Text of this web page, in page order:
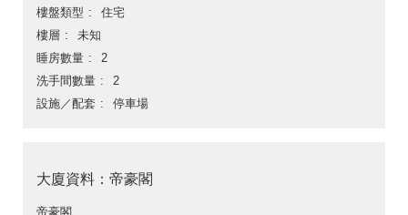
樓盤類型
住宅
樓層
未知
睡房數量
2
洗手間數量
2
設施／配套
停車場
大廈資料：帝豪閣
帝豪閣